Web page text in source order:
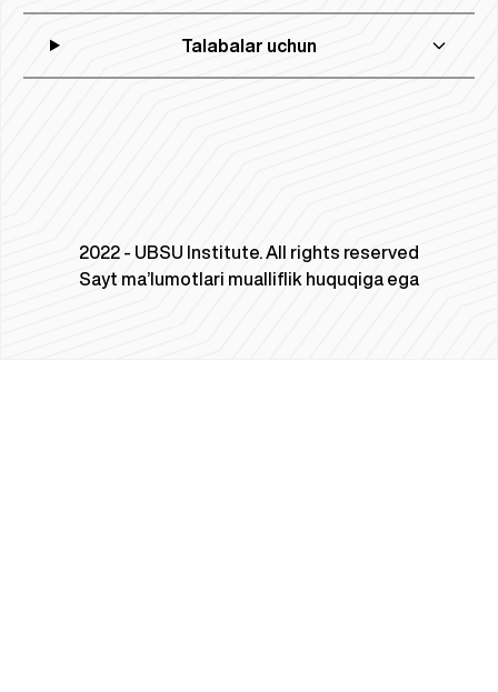
Talabalar uchun
2022 - UBSU Institute. All rights reserved
Sayt ma’lumotlari mualliflik huquqiga ega